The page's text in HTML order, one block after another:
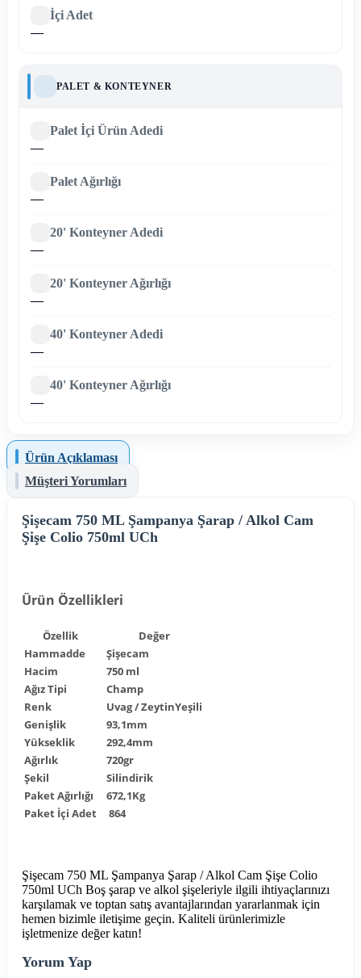
İçi Adet
—
PALET & KONTEYNER
Palet İçi Ürün Adedi
—
Palet Ağırlığı
—
20' Konteyner Adedi
—
20' Konteyner Ağırlığı
—
40' Konteyner Adedi
—
40' Konteyner Ağırlığı
—
Ürün Açıklaması
Müşteri Yorumları
Şişecam 750 ML Şampanya Şarap / Alkol Cam
Şişe Colio 750ml UCh
Ürün Özellikleri
Özellik
Değer
Hammadde
Şişecam
Hacim
750 ml
Ağız Tipi
Champ
Renk
Uvag / ZeytinYeşili
Genişlik
93,1mm
Yükseklik
292,4mm
Ağırlık
720gr
Şekil
Silindirik
Paket Ağırlığı
672,1Kg
Paket İçi Adet
864
Şişecam 750 ML Şampanya Şarap / Alkol Cam Şişe Colio
750ml UCh Boş şarap ve alkol şişeleriyle ilgili ihtiyaçlarınızı
karşılamak ve toptan satış avantajlarından yararlanmak için
hemen bizimle iletişime geçin. Kaliteli ürünlerimizle
işletmenize değer katın!
Yorum Yap